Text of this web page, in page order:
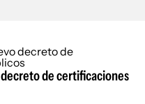
decreto de certificaciones